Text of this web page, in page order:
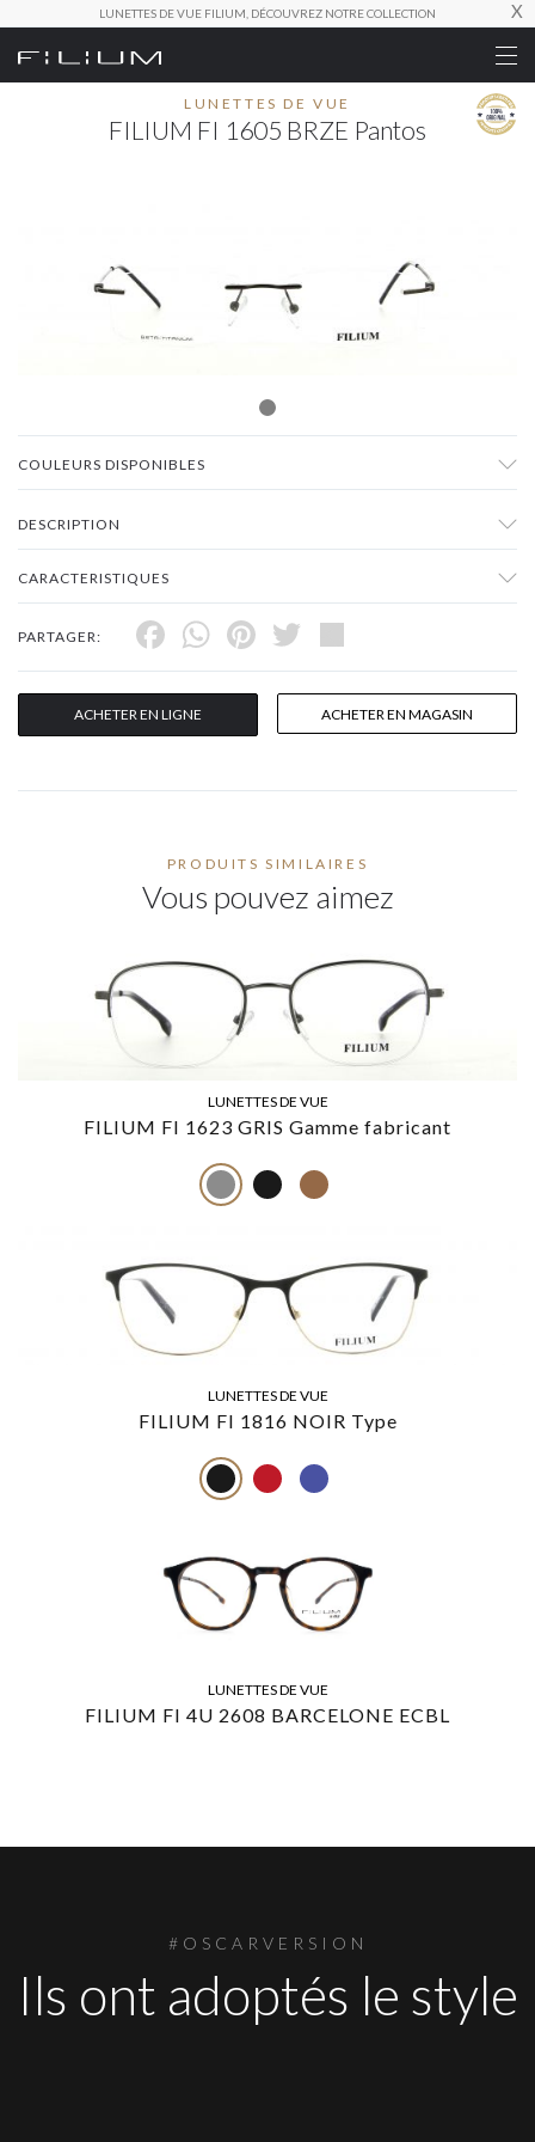
LUNETTES DE VUE FILIUM, DÉCOUVREZ NOTRE COLLECTION X
LUNETTES DE VUE
FILIUM FI 1605 BRZE Pantos
COULEURS DISPONIBLES
DESCRIPTION
CARACTERISTIQUES
PARTAGER: Facebook
WhatsApp
Pinterest
Twitter
ACHETER EN LIGNE ACHETER EN MAGASIN
PRODUITS SIMILAIRES
Vous pouvez aimez
LUNETTES DE VUE
FILIUM FI 1623 GRIS Gamme fabricant
LUNETTES DE VUE
FILIUM FI 1816 NOIR Type
LUNETTES DE VUE
FILIUM FI 4U 2608 BARCELONE ECBL
#OSCARVERSION
Ils ont adoptés le style